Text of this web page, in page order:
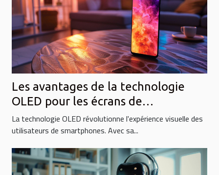
Les avantages de la technologie
OLED pour les écrans de
smartphones
La technologie OLED révolutionne l'expérience visuelle des
utilisateurs de smartphones. Avec sa...